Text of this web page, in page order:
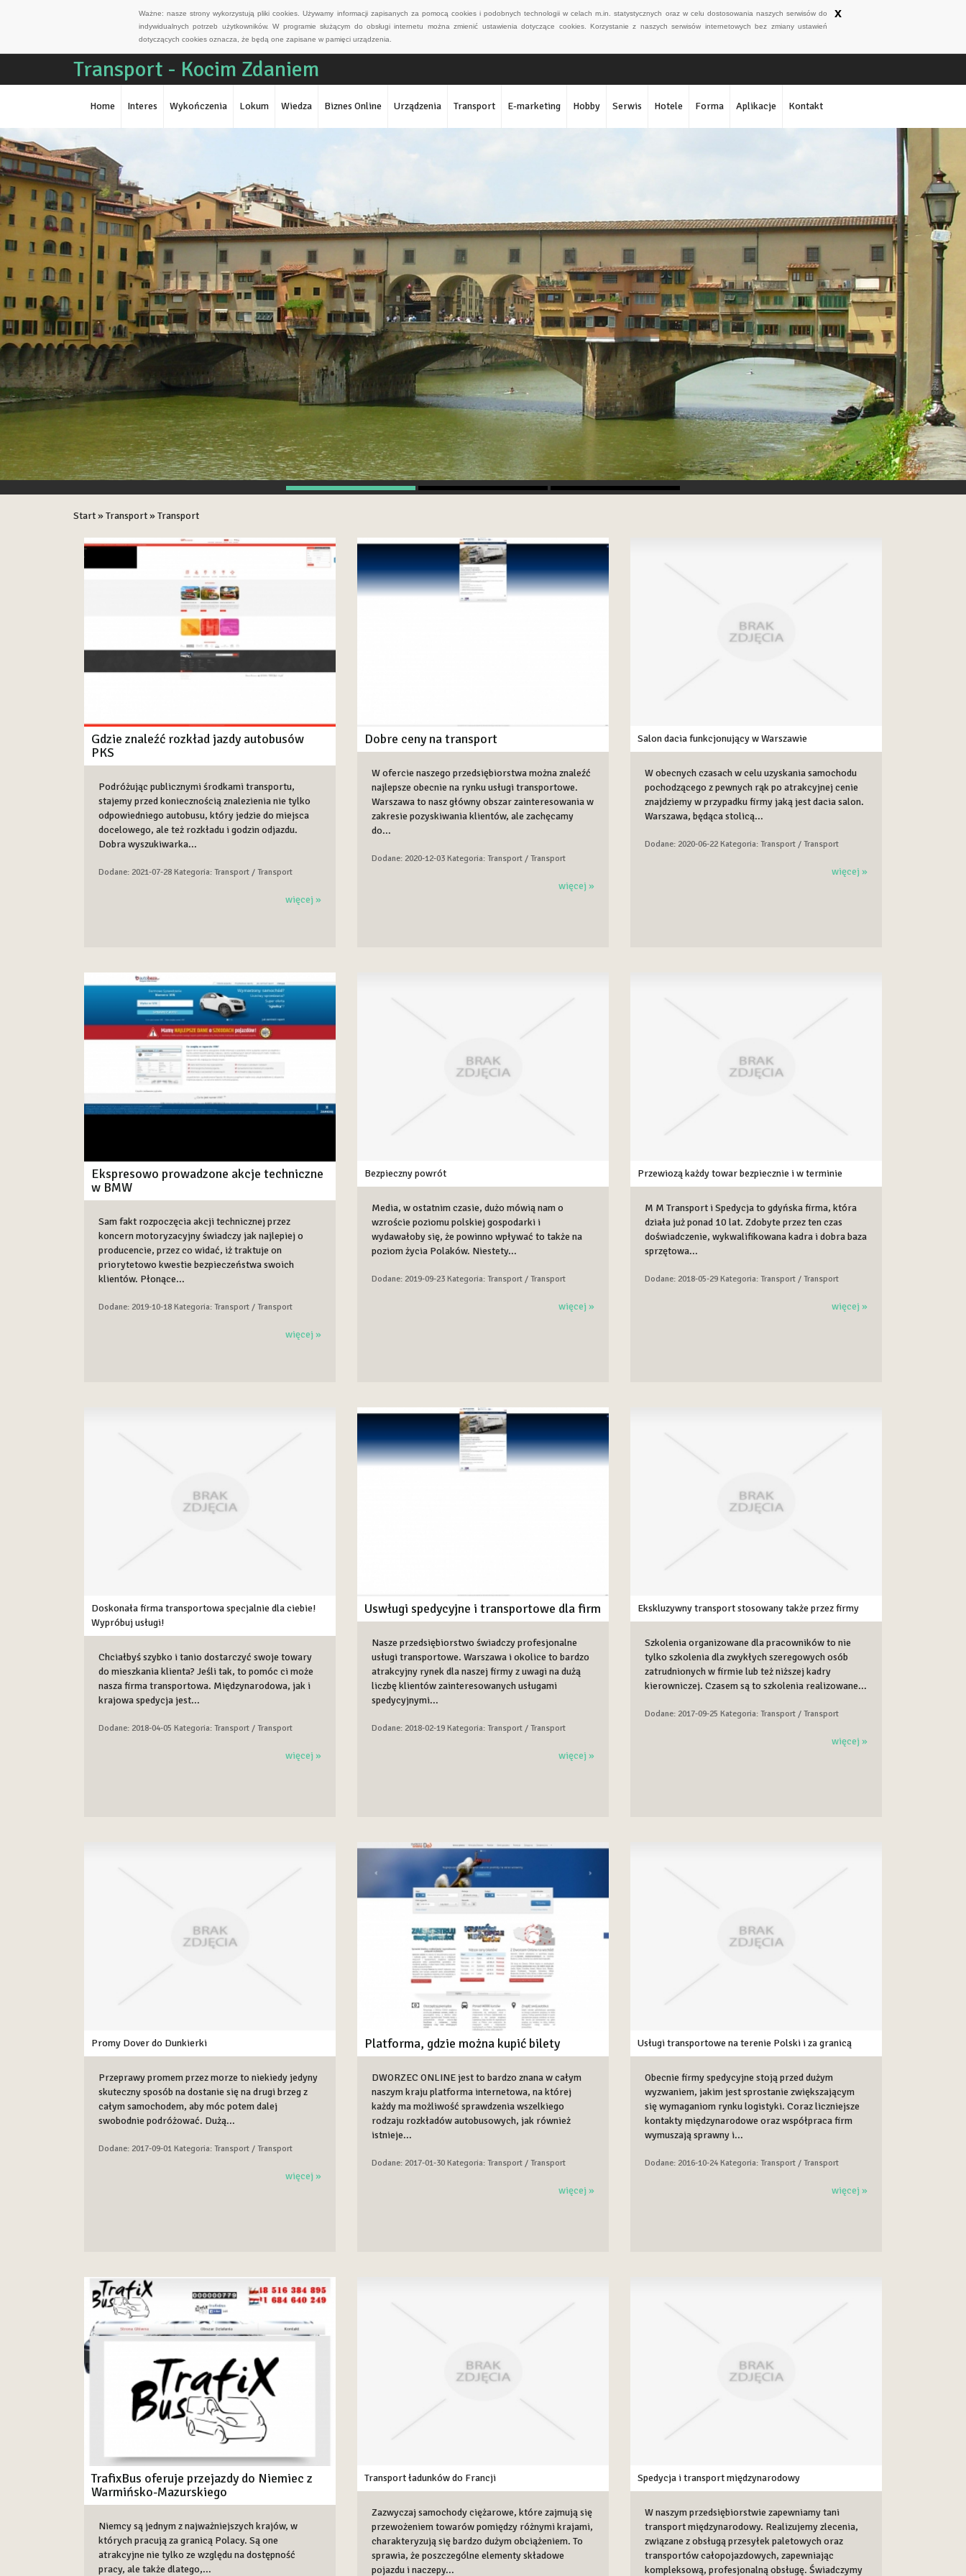
Ważne: nasze strony wykorzystują pliki cookies. Używamy informacji zapisanych za pomocą cookies i podobnych technologii w celach m.in. statystycznych oraz w celu dostosowania naszych serwisów do
indywidualnych potrzeb użytkowników. W programie służącym do obsługi internetu można zmienić ustawienia dotyczące cookies. Korzystanie z naszych serwisów internetowych bez zmiany ustawień
dotyczących cookies oznacza, że będą one zapisane w pamięci urządzenia.
x
Transport - Kocim Zdaniem
Home Interes Wykończenia Lokum Wiedza Biznes Online Urządzenia Transport E-marketing Hobby Serwis Hotele Forma Aplikacje Kontakt
Start»Transport»Transport
Gdzie znaleźć rozkład jazdy autobusów
PKS
Podróżując publicznymi środkami transportu,
stajemy przed koniecznością znalezienia nie tylko
odpowiedniego autobusu, który jedzie do miejsca
docelowego, ale też rozkładu i godzin odjazdu.
Dobra wyszukiwarka...
Dodane: 2021-07-28 Kategoria: Transport / Transport
więcej »
Dobre ceny na transport
W ofercie naszego przedsiębiorstwa można znaleźć
najlepsze obecnie na rynku usługi transportowe.
Warszawa to nasz główny obszar zainteresowania w
zakresie pozyskiwania klientów, ale zachęcamy
do...
Dodane: 2020-12-03 Kategoria: Transport / Transport
więcej »
Salon dacia funkcjonujący w Warszawie
W obecnych czasach w celu uzyskania samochodu
pochodzącego z pewnych rąk po atrakcyjnej cenie
znajdziemy w przypadku firmy jaką jest dacia salon.
Warszawa, będąca stolicą...
Dodane: 2020-06-22 Kategoria: Transport / Transport
więcej »
Ekspresowo prowadzone akcje techniczne
w BMW
Sam fakt rozpoczęcia akcji technicznej przez
koncern motoryzacyjny świadczy jak najlepiej o
producencie, przez co widać, iż traktuje on
priorytetowo kwestie bezpieczeństwa swoich
klientów. Płonące...
Dodane: 2019-10-18 Kategoria: Transport / Transport
więcej »
Bezpieczny powrót
Media, w ostatnim czasie, dużo mówią nam o
wzroście poziomu polskiej gospodarki i
wydawałoby się, że powinno wpływać to także na
poziom życia Polaków. Niestety...
Dodane: 2019-09-23 Kategoria: Transport / Transport
więcej »
Przewiozą każdy towar bezpiecznie i w terminie
M M Transport i Spedycja to gdyńska firma, która
działa już ponad 10 lat. Zdobyte przez ten czas
doświadczenie, wykwalifikowana kadra i dobra baza
sprzętowa...
Dodane: 2018-05-29 Kategoria: Transport / Transport
więcej »
Doskonała firma transportowa specjalnie dla ciebie!
Wypróbuj usługi!
Chciałbyś szybko i tanio dostarczyć swoje towary
do mieszkania klienta? Jeśli tak, to pomóc ci może
nasza firma transportowa. Międzynarodowa, jak i
krajowa spedycja jest...
Dodane: 2018-04-05 Kategoria: Transport / Transport
więcej »
Uswługi spedycyjne i transportowe dla firm
Nasze przedsiębiorstwo świadczy profesjonalne
usługi transportowe. Warszawa i okolice to bardzo
atrakcyjny rynek dla naszej firmy z uwagi na dużą
liczbę klientów zainteresowanych usługami
spedycyjnymi...
Dodane: 2018-02-19 Kategoria: Transport / Transport
więcej »
Ekskluzywny transport stosowany także przez firmy
Szkolenia organizowane dla pracowników to nie
tylko szkolenia dla zwykłych szeregowych osób
zatrudnionych w firmie lub też niższej kadry
kierowniczej. Czasem są to szkolenia realizowane...
Dodane: 2017-09-25 Kategoria: Transport / Transport
więcej »
Promy Dover do Dunkierki
Przeprawy promem przez morze to niekiedy jedyny
skuteczny sposób na dostanie się na drugi brzeg z
całym samochodem, aby móc potem dalej
swobodnie podróżować. Dużą...
Dodane: 2017-09-01 Kategoria: Transport / Transport
więcej »
Platforma, gdzie można kupić bilety
DWORZEC ONLINE jest to bardzo znana w całym
naszym kraju platforma internetowa, na której
każdy ma możliwość sprawdzenia wszelkiego
rodzaju rozkładów autobusowych, jak również
istnieje...
Dodane: 2017-01-30 Kategoria: Transport / Transport
więcej »
Usługi transportowe na terenie Polski i za granicą
Obecnie firmy spedycyjne stoją przed dużym
wyzwaniem, jakim jest sprostanie zwiększającym
się wymaganiom rynku logistyki. Coraz liczniejsze
kontakty międzynarodowe oraz współpraca firm
wymuszają sprawny i...
Dodane: 2016-10-24 Kategoria: Transport / Transport
więcej »
TrafixBus oferuje przejazdy do Niemiec z
Warmińsko-Mazurskiego
Niemcy są jednym z najważniejszych krajów, w
których pracują za granicą Polacy. Są one
atrakcyjne nie tylko ze względu na dostępność
pracy, ale także dlatego,...
Transport ładunków do Francji
Zazwyczaj samochody ciężarowe, które zajmują się
przewożeniem towarów pomiędzy różnymi krajami,
charakteryzują się bardzo dużym obciążeniem. To
sprawia, że poszczególne elementy składowe
pojazdu i naczepy...
Spedycja i transport międzynarodowy
W naszym przedsiębiorstwie zapewniamy tani
transport międzynarodowy. Realizujemy zlecenia,
związane z obsługą przesyłek paletowych oraz
transportów całopojazdowych, zapewniając
kompleksową, profesjonalną obsługę. Świadczymy